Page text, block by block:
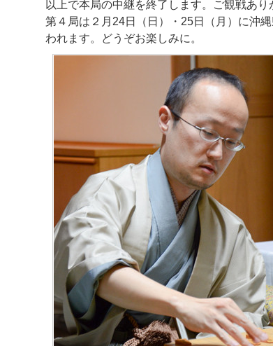
以上で本局の中継を終了します。ご観戦あり
第４局は２月24日（日）・25日（月）に沖
われます。どうぞお楽しみに。